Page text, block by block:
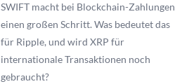
SWIFT macht bei Blockchain-Zahlungen
einen großen Schritt. Was bedeutet das
für Ripple, und wird XRP für
internationale Transaktionen noch
gebraucht?